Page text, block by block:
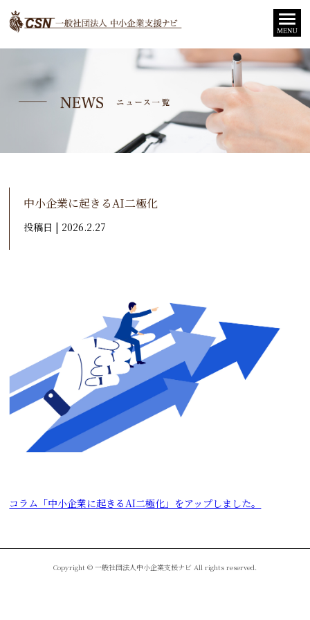
中小企業に起きるAI二極化
投稿日 | 2026.2.27
コラム「中小企業に起きるAI二極化」をアップしました。
Copyright © 一般社団法人中小企業支援ナビ All rights reserved.